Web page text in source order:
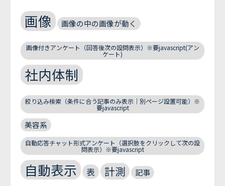
画像 画像の中の画像が動く
画像付きアンケート（回答後次の設問表示）※要javascript(アン
ケート)
社内体制
絞り込み検索（条件に合う記事のみ表示｜別ページ設置可能）※
要javascript
美容系
自動応答チャット形式アンケート（選択肢をクリックして次の設
問表示）※要javascript
自動表示 表 計測 記事